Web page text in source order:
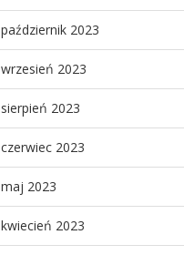
październik 2023
wrzesień 2023
sierpień 2023
czerwiec 2023
maj 2023
kwiecień 2023